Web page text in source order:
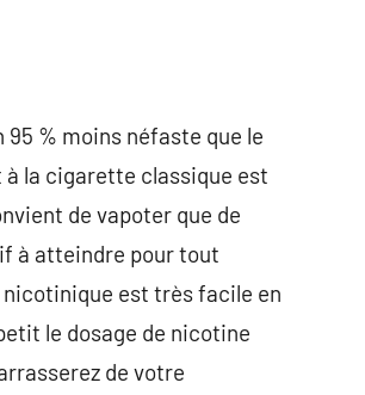
% moins néfaste que le
la cigarette classique est
de vapoter que de
à atteindre pour tout
est très facile en
le dosage de nicotine
de votre